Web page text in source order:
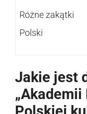
Różne zakątki
Polski
Jakie jest
„Akademii